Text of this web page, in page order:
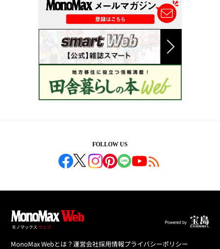
FOLLOW US
MonoMax Webとは？運営会社採用情報プライバシーポリシー